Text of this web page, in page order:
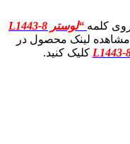
کلمه
“لوستر L1443-8
مشاهده لینک محصول در
کلیک کنید.